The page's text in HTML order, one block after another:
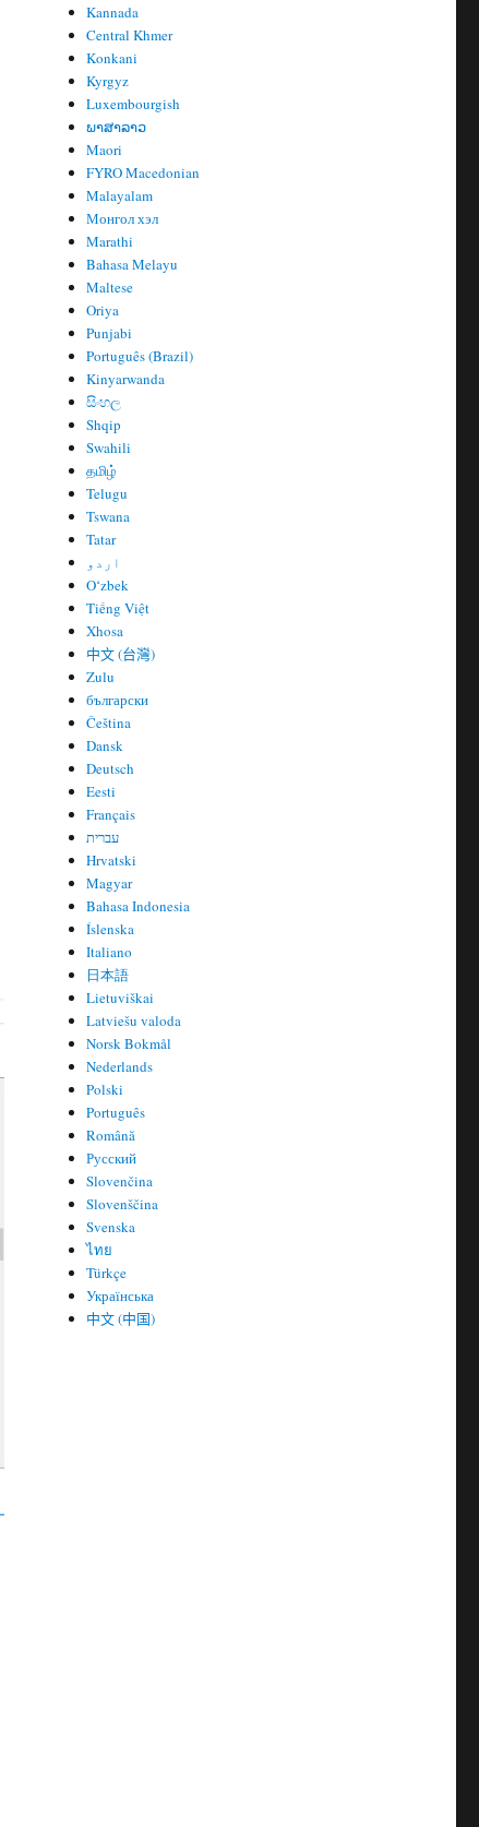
Kannada
Central Khmer
Konkani
Kyrgyz
Luxembourgish
ພາສາລາວ
Maori
FYRO Macedonian
Malayalam
Монгол хэл
Marathi
Bahasa Melayu
Maltese
Oriya
Punjabi
Português (Brazil)
Kinyarwanda
සිංහල
Shqip
Swahili
தமிழ்
Telugu
Tswana
Tatar
اردو
Oʻzbek
Tiếng Việt
Xhosa
中文 (台灣)
Zulu
български
Čeština
Dansk
Deutsch
Eesti
Français
עברית
Hrvatski
Magyar
Bahasa Indonesia
Íslenska
Italiano
日本語
Lietuviškai
Latviešu valoda
Norsk Bokmål
Nederlands
Polski
Português
Română
Русский
Slovenčina
Slovenščina
Svenska
ไทย
Türkçe
Українська
中文 (中国)